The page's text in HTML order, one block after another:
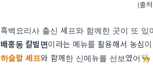
(출
흑백요리사 출신 셰프와 함께한 곳이 또
배홍동 칼빔면이라는 메뉴를 활용해서 농심
하슬람 셰프와 함께한 신메뉴를 선보였어